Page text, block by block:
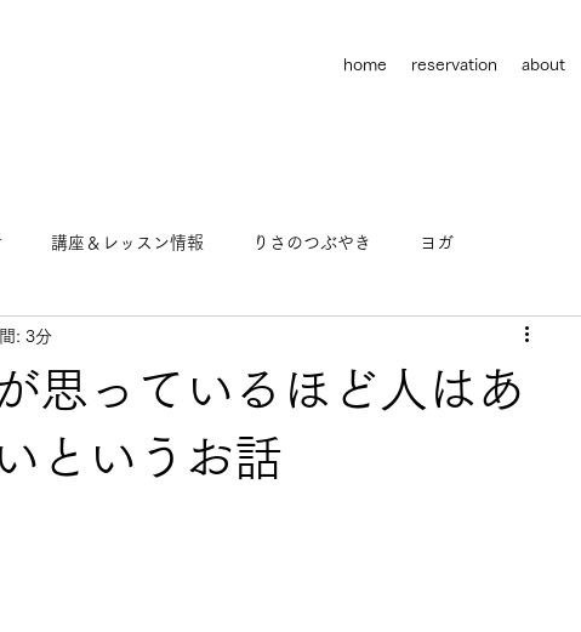
home reservation about
講座＆レッスン情報 りさのつぶやき ヨガ
さのヨガ物語 キャリア
ス
思っているほど人はあ
というお話
: 3分